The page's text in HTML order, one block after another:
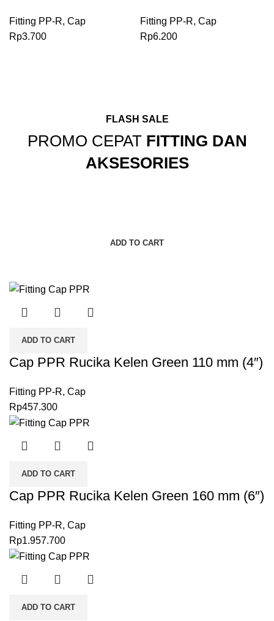
Fitting PP-R, Cap
Rp3.700
Fitting PP-R, Cap
Rp6.200
FLASH SALE
PROMO CEPAT FITTING DAN
AKSESORIES
ADD TO CART
ADD TO CART
Cap PPR Rucika Kelen Green 110 mm (4″)
Fitting PP-R, Cap
Rp457.300
ADD TO CART
Cap PPR Rucika Kelen Green 160 mm (6″)
Fitting PP-R, Cap
Rp1.957.700
ADD TO CART